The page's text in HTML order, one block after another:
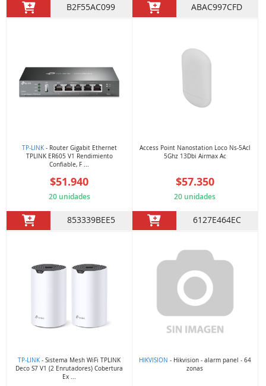
B2F55AC099 ABAC997CFD
TP-LINK- Router Gigabit Ethernet
TPLINK ER605 V1 Rendimiento
Confiable, F ...
$51.940
20 unidades
853339BEE5
Access Point Nanostation Loco Ns-5Acl
5Ghz 13Dbi Airmax Ac
$57.350
20 unidades
6127E464EC
TP-LINK - Sistema Mesh WiFi TPLINK
Deco S7 V1 (2 Enrutadores) Cobertura
Ex ...
HIKVISION - Hikvision - alarm panel - 64
zonas